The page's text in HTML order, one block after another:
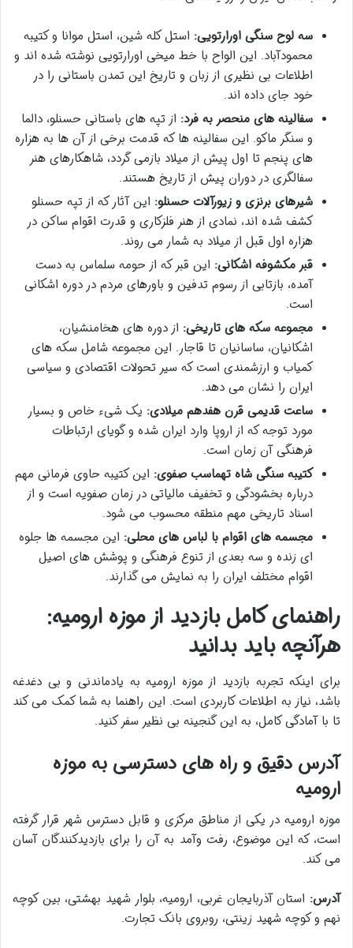
سه لوح سنگی اورارتویی: استل کله شین، استل موانا و کتیبه
محمودآباد. این الواح با خط میخی اورارتویی نوشته شده اند و
اطلاعات بی نظیری از زبان و تاریخ این تمدن باستانی را در
خود جای داده اند.
سفالینه های منحصر به فرد: از تپه های باستانی حسنلو، دالما
و سنگر ماکو. این سفالینه ها که قدمت برخی از آن ها به هزاره
های پنجم تا اول پیش از میلاد بازمی گردد، شاهکارهای هنر
سفالگری در دوران پیش از تاریخ هستند.
شیرهای برنزی و زیورآلات حسنلو: این آثار که از تپه حسنلو
کشف شده اند، نمادی از هنر فلزکاری و قدرت اقوام ساکن در
هزاره اول قبل از میلاد به شمار می روند.
قبر مکشوفه اشکانی: این قبر که از حومه سلماس به دست
آمده، بازتابی از رسوم تدفین و باورهای مردم در دوره اشکانی
است.
مجموعه سکه های تاریخی: از دوره های هخامنشیان،
اشکانیان، ساسانیان تا قاجار. این مجموعه شامل سکه های
کمیاب و ارزشمندی است که سیر تحولات اقتصادی و سیاسی
ایران را نشان می دهد.
ساعت قدیمی قرن هفدهم میلادی: یک شیء خاص و بسیار
مورد توجه که از اروپا وارد ایران شده و گویای ارتباطات
فرهنگی آن زمان است.
کتیبه سنگی شاه تهماسب صفوی: این کتیبه حاوی فرمانی مهم
درباره بخشودگی و تخفیف مالیاتی در زمان صفویه است و از
اسناد تاریخی مهم منطقه محسوب می شود.
مجسمه های اقوام با لباس های محلی: این مجسمه ها جلوه
ای زنده و سه بعدی از تنوع فرهنگی و پوشش های اصیل
اقوام مختلف ایران را به نمایش می گذارند.
راهنمای کامل بازدید از موزه ارومیه:
هرآنچه باید بدانید
برای اینکه تجربه بازدید از موزه ارومیه به یادماندنی و بی دغدغه
باشد، نیاز به اطلاعات کاربردی است. این راهنما به شما کمک می کند
تا با آمادگی کامل، به این گنجینه بی نظیر سفر کنید.
آدرس دقیق و راه های دسترسی به موزه
ارومیه
موزه ارومیه در یکی از مناطق مرکزی و قابل دسترس شهر قرار گرفته
است، که این موضوع، رفت وآمد به آن را برای بازدیدکنندگان آسان
می کند.
آدرس: استان آذربایجان غربی، ارومیه، بلوار شهید بهشتی، بین کوچه
نهم و کوچه شهید زینتی، روبروی بانک تجارت.